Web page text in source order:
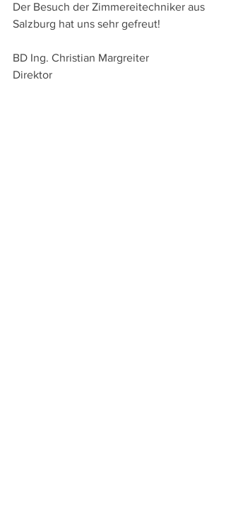
Der Besuch der Zimmereitechniker aus
Salzburg hat uns sehr gefreut!
BD Ing. Christian Margreiter
Direktor